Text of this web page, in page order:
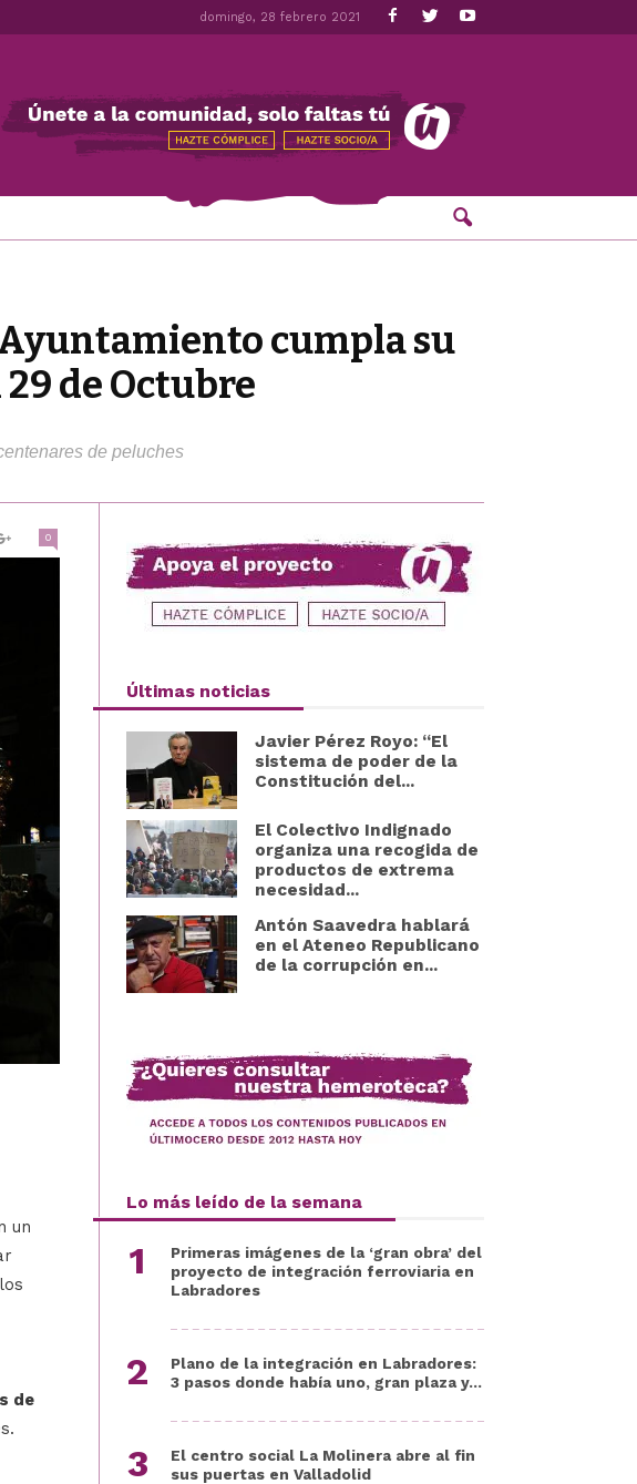
domingo, 28 febrero 2021
Ayuntamiento cumpla su
de Octubre
de peluches
0
un
de
Últimas noticias
Javier Pérez Royo: “El
sistema de poder de la
Constitución del...
El Colectivo Indignado
organiza una recogida de
productos de extrema
necesidad...
Antón Saavedra hablará
en el Ateneo Republicano
de la corrupción en...
Lo más leído de la semana
Primeras imágenes de la ‘gran obra’ del
proyecto de integración ferroviaria en
Labradores
Plano de la integración en Labradores:
3 pasos donde había uno, gran plaza y...
El centro social La Molinera abre al fin
sus puertas en Valladolid